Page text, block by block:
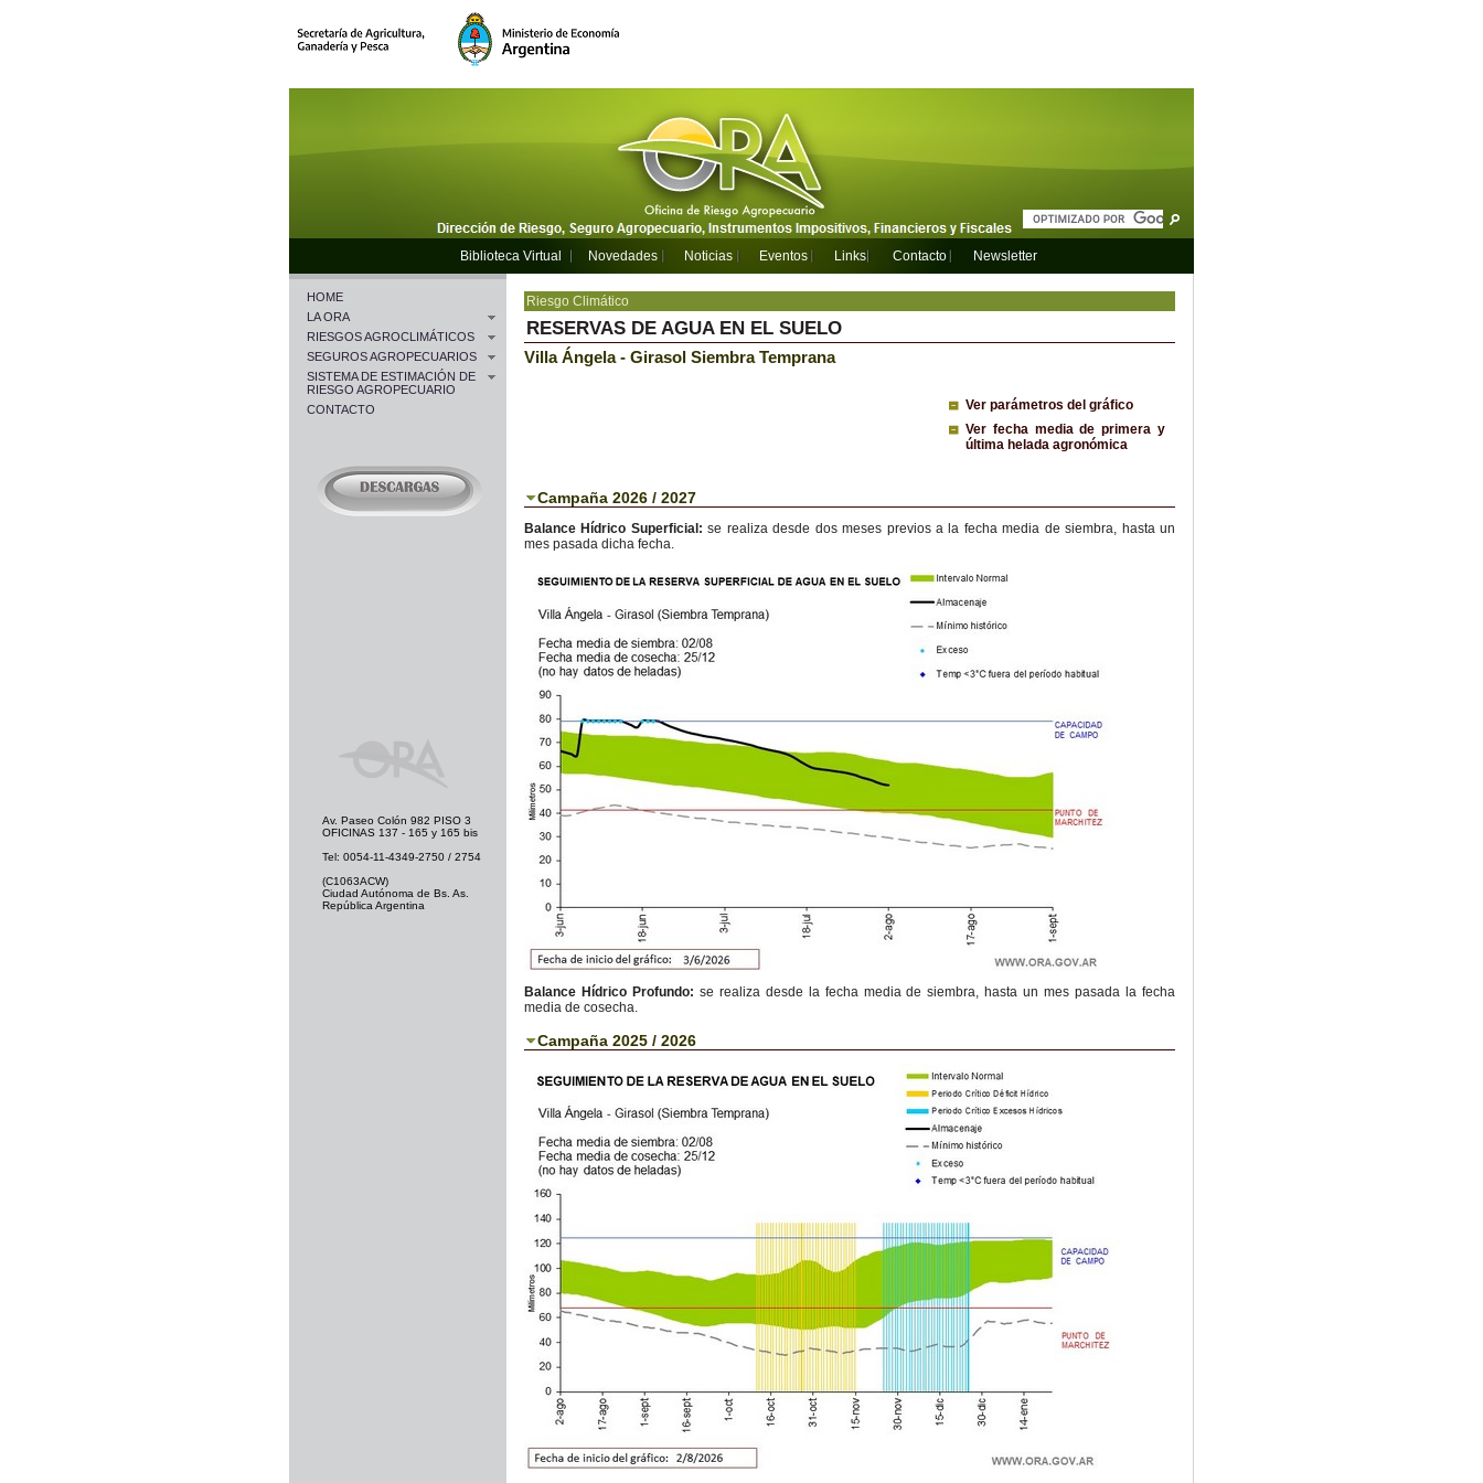
Biblioteca Virtual Novedades Noticias Eventos Links Contacto Newsletter
HOME
LA ORA
RIESGOS AGROCLIMÁTICOS
SEGUROS AGROPECUARIOS
SISTEMA DE ESTIMACIÓN DE
RIESGO AGROPECUARIO
CONTACTO
Riesgo Climático
RESERVAS DE AGUA EN EL SUELO
Villa Ángela - Girasol Siembra Temprana
Ver parámetros del gráfico
Ver fecha media de primera y
última helada agronómica
Campaña 2026 / 2027
Balance Hídrico Superficial: se realiza desde dos meses previos a la fecha media de siembra, hasta un
mes pasada dicha fecha.
Balance Hídrico Profundo: se realiza desde la fecha media de siembra, hasta un mes pasada la fecha
media de cosecha.
Campaña 2025 / 2026
Av. Paseo Colón 982 PISO 3
OFICINAS 137 - 165 y 165 bis
Tel: 0054-11-4349-2750 / 2754
(C1063ACW)
Ciudad Autónoma de Bs. As.
República Argentina